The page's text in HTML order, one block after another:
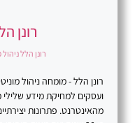
רונן
רונן הלל ניהול
רונן הלל - מומחה ניהול
ועסקים למחיקת מידע
מהאינטרנט. פתרונות